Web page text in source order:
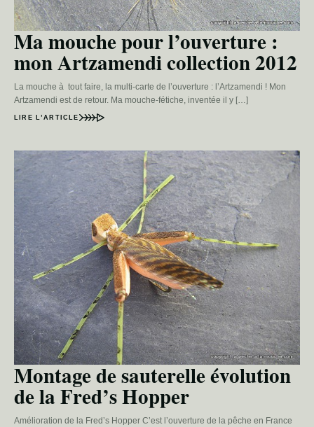
Ma mouche pour l’ouverture :
mon Artzamendi collection 2012
La mouche à tout faire, la multi-carte de l’ouverture : l’Artzamendi ! Mon
Artzamendi est de retour. Ma mouche-fétiche, inventée il y […]
LIRE L’ARTICLE
Montage de sauterelle évolution
de la Fred’s Hopper
Amélioration de la Fred’s Hopper C’est l’ouverture de la pêche en France